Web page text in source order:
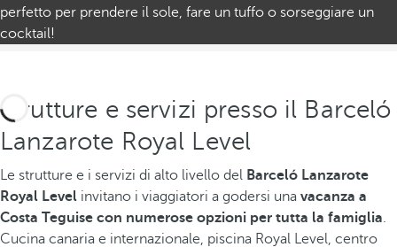
perfetto per prendere il sole, fare un tuffo o sorseggiare un
cocktail!
Strutture e servizi presso il Barceló
Lanzarote Royal Level
Le strutture e i servizi di alto livello del Barceló Lanzarote
Royal Level invitano i viaggiatori a godersi una vacanza a
Costa Teguise con numerose opzioni per tutta la famiglia.
Cucina canaria e internazionale, piscina Royal Level, centro